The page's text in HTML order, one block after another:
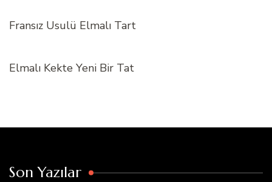
Fransız Usulü Elmalı Tart
Elmalı Kekte Yeni Bir Tat
Son Yazılar